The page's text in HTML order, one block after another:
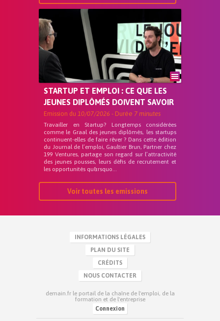
STARTUP ET EMPLOI : CE QUE LES
JEUNES DIPLÔMÉS DOIVENT SAVOIR
Emission du 10/07/2026 - Durée 7 minutes
Travailler en Startup? Longtemps considérées
comme le Graal des jeunes diplômés, les startups
continuent-elles de faire rêver ? Dans cette édition
du Journal de l’emploi, Gaultier Brun, Partner chez
199 Ventures, partage son regard sur l’attractivité
des jeunes pousses, leurs défis de recrutement et
les opportunités qu&rsquo...
Voir toutes les emissions
INFORMATIONS LÉGALES
PLAN DU SITE
CRÉDITS
NOUS CONTACTER
demain.fr le portail de la chaîne de l'emploi, de la
formation et de l'entreprise
Connexion